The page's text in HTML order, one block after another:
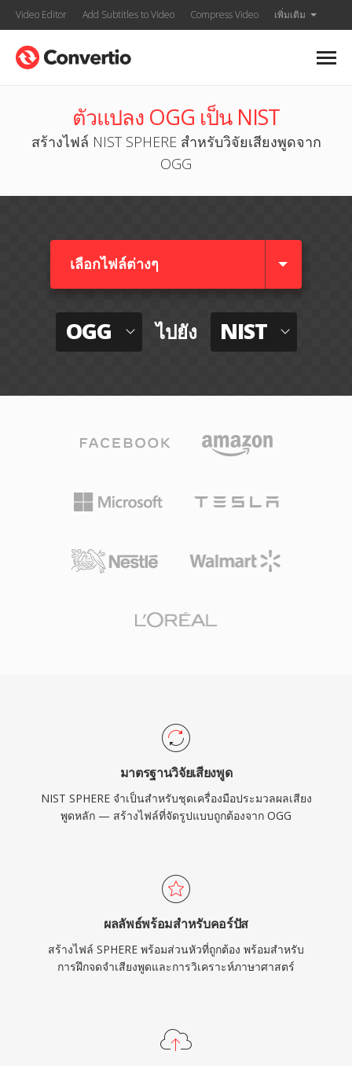
Video Editor Add Subtitles to Video Compress Video เพิ่มเติม
ตัวแปลง OGG เป็น NIST
สร้างไฟล์ NIST SPHERE สำหรับวิจัยเสียงพูดจาก
OGG
เลือกไฟล์ต่างๆ​
OGG ไปยัง NIST
มาตรฐานวิจัยเสียงพูด
NIST SPHERE จำเป็นสำหรับชุดเครื่องมือประมวลผลเสียง
พูดหลัก — สร้างไฟล์ที่จัดรูปแบบถูกต้องจาก OGG
ผลลัพธ์พร้อมสำหรับคอร์ปัส
สร้างไฟล์ SPHERE พร้อมส่วนหัวที่ถูกต้อง พร้อมสำหรับ
การฝึกจดจำเสียงพูดและการวิเคราะห์ภาษาศาสตร์